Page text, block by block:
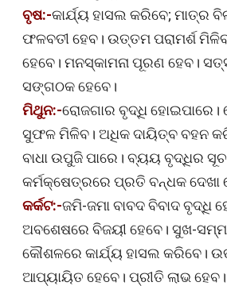
ବୃଷ:-କାର୍ଯ୍ୟ ହାସଲ କରିବେ; ମାତ୍ର
ଫଳବତୀ ହେବ। ଉତ୍ତମ ପରାମର୍ଶ
ହେବେ। ମନସ୍କାମନା ପୂରଣ ହେବ।
ସଙ୍ଗଠକ ହେବେ।
ମିଥୁନ:-ରୋଜଗାର ବୃଦ୍ଧି ହୋଇପାରେ।
ସୁଫଳ ମିଳିବ। ଅଧିକ ଦାୟିତ୍ବ ବହନ
ବାଧା ଉପୁଜି ପାରେ। ବ୍ୟୟ ବୃଦ୍ଧିର
କର୍ମକ୍ଷେତ୍ରରେ ପ୍ରତି ବନ୍ଧକ ଦେଖା
କର୍କଟ:-ଜମି-ଜମା ବାବଦ ବିବାଦ ବୃଦ୍ଧି
ଅବଶେଷରେ ବିଜୟୀ ହେବେ। ସୁଖ-
କୌଶଳରେ କାର୍ଯ୍ୟ ହାସଲ କରିବେ।
ଆପ୍ୟାୟିତ ହେବେ। ପ୍ରୀତି ଲାଭ ହେବ।